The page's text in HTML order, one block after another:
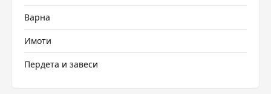
Варна
Имоти
Пердета и завеси